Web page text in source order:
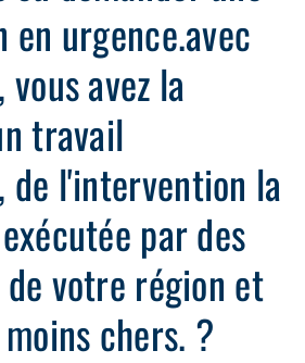
urgence.avec
avez la
travail
de l'intervention la
par des
votre région et
chers. ?